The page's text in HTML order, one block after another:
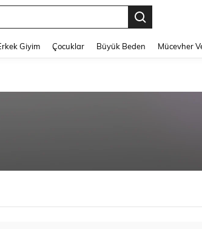
Giyim Çocuklar Büyük Beden Mücevher